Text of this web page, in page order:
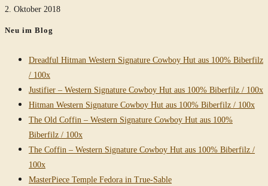
2. Oktober 2018
Neu im Blog
Dreadful Hitman Western Signature Cowboy Hut aus 100% Biberfilz
/ 100x
Justifier – Western Signature Cowboy Hut aus 100% Biberfilz / 100x
Hitman Western Signature Cowboy Hut aus 100% Biberfilz / 100x
The Old Coffin – Western Signature Cowboy Hut aus 100%
Biberfilz / 100x
The Coffin – Western Signature Cowboy Hut aus 100% Biberfilz /
100x
MasterPiece Temple Fedora in True-Sable